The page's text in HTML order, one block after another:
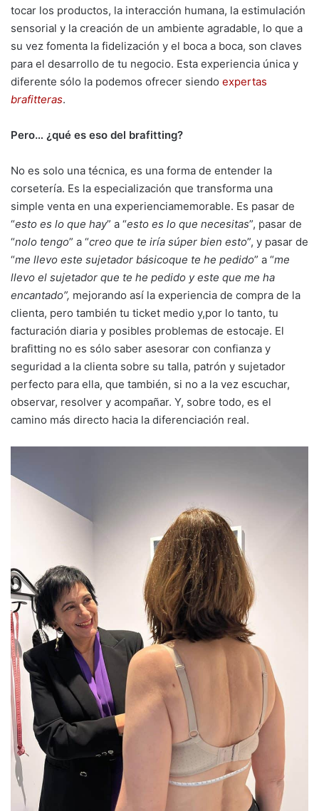
tocar los productos, la interacción humana, la estimulación
sensorial y la creación de un ambiente agradable, lo que a
su vez fomenta la fidelización y el boca a boca, son claves
para el desarrollo de tu negocio. Esta experiencia única y
diferente sólo la podemos ofrecer siendo expertas
brafitteras.
Pero… ¿qué es eso del brafitting?
No es solo una técnica, es una forma de entender la
corsetería. Es la especialización que transforma una
simple venta en una experienciamemorable. Es pasar de
“esto es lo que hay” a “esto es lo que necesitas”, pasar de
“nolo tengo” a “creo que te iría súper bien esto”, y pasar de
“me llevo este sujetador básicoque te he pedido” a “me
llevo el sujetador que te he pedido y este que me ha
encantado”, mejorando así la experiencia de compra de la
clienta, pero también tu ticket medio y,por lo tanto, tu
facturación diaria y posibles problemas de estocaje. El
brafitting no es sólo saber asesorar con confianza y
seguridad a la clienta sobre su talla, patrón y sujetador
perfecto para ella, que también, si no a la vez escuchar,
observar, resolver y acompañar. Y, sobre todo, es el
camino más directo hacia la diferenciación real.